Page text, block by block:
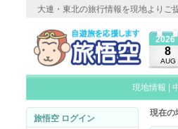
大連・東北の旅行情報を現地よりご
2026
8
AUG
現地情報
旅悟空 ログイン
現在の